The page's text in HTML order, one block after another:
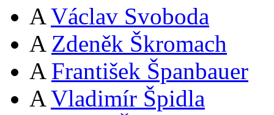
A Václav Svoboda
A Zdeněk Škromach
A František Španbauer
A Vladimír Špidla